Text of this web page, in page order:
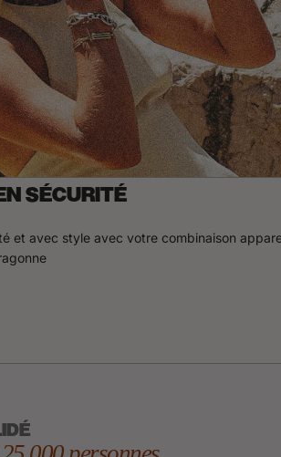
SÉCURITÉ
et avec style avec votre combinaison